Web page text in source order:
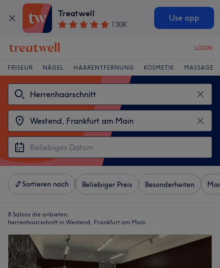
Treatwell
130K
Use app
LOGIN
FRISEUR NÄGEL HAARENTFERNUNG KOSMETIK MASSAGE
Sortieren nach Beliebiger Preis Besonderheiten
8 Salons die anbieten:
herrenhaarschnitt in Westend, Frankfurt am Main